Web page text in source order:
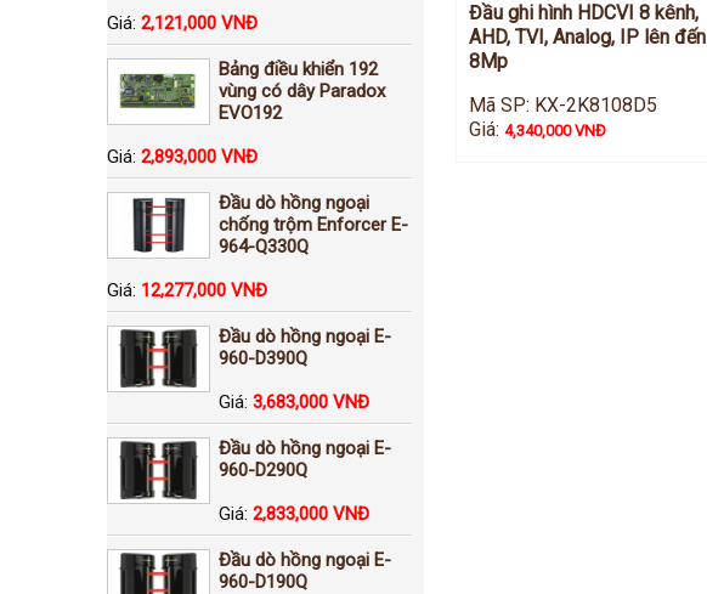
Giá: 2,121,000 VNĐ
Bảng điều khiển 192
vùng có dây Paradox
EVO192
Giá: 2,893,000 VNĐ
Đầu dò hồng ngoại
chống trộm Enforcer E-
964-Q330Q
Giá: 12,277,000 VNĐ
Đầu dò hồng ngoại E-
960-D390Q
Giá: 3,683,000 VNĐ
Đầu dò hồng ngoại E-
960-D290Q
Giá: 2,833,000 VNĐ
Đầu dò hồng ngoại E-
960-D190Q
Đầu ghi hình HDCVI 8 kênh,
AHD, TVI, Analog, IP lên đến
8Mp
Mã SP: KX-2K8108D5
Giá: 4,340,000 VNĐ